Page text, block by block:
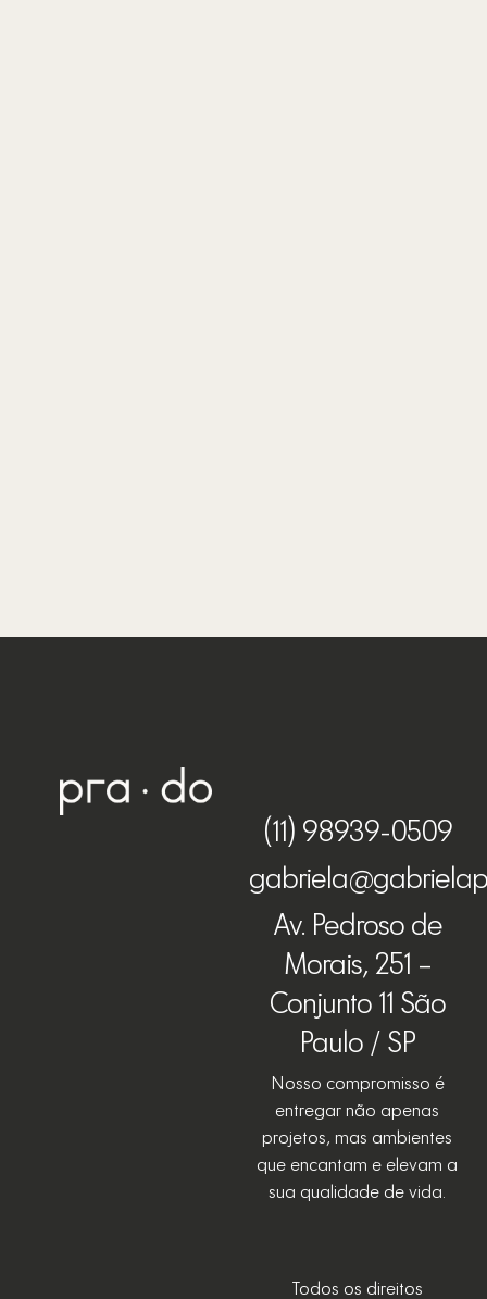
(11) 98939-0509
Av. Pedroso de
Morais, 251 –
Conjunto 11 São
Paulo / SP
Nosso compromisso é
entregar não apenas
projetos, mas ambientes
que encantam e elevam a
sua qualidade de vida.
Todos os direitos